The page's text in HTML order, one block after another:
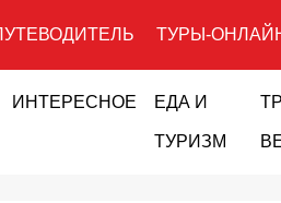
ТУРЫ-
ИНТЕРЕСНОЕ ЕДА И
ТУРИЗМ